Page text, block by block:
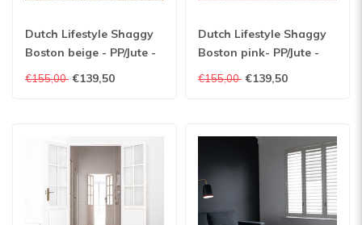
Dutch Lifestyle Shaggy
Boston beige - PP/Jute -
Vloerkleed - Beige
€155,00 €139,50
Dutch Lifestyle Shaggy
Boston pink- PP/Jute -
Vloerkleed - Roze
€155,00 €139,50